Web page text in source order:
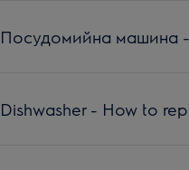
Посудомийна машина -
Dishwasher - How to